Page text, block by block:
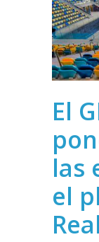
El
las
el